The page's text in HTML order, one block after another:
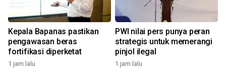
Kepala Bapanas pastikan
pengawasan beras
fortifikasi diperketat
1 jam lalu
PWI nilai pers punya peran
strategis untuk memerangi
pinjol ilegal
1 jam lalu